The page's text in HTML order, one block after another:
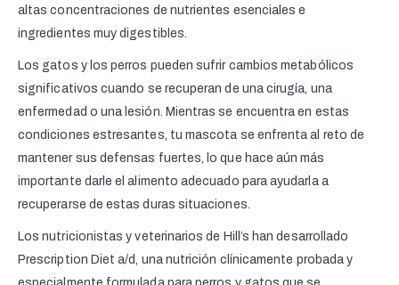
altas concentraciones de nutrientes esenciales e
ingredientes muy digestibles.
Los gatos y los perros pueden sufrir cambios metabólicos
significativos cuando se recuperan de una cirugía, una
enfermedad o una lesión. Mientras se encuentra en estas
condiciones estresantes, tu mascota se enfrenta al reto de
mantener sus defensas fuertes, lo que hace aún más
importante darle el alimento adecuado para ayudarla a
recuperarse de estas duras situaciones.
Los nutricionistas y veterinarios de Hill’s han desarrollado
Prescription Diet a/d, una nutrición clínicamente probada y